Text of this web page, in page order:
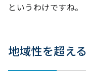
というわけですね。
地域性を超え